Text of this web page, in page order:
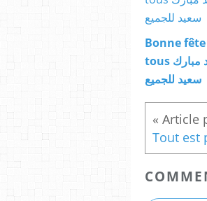
Bonne
tous عيد مبارك
سعيد للجميع
Tout est